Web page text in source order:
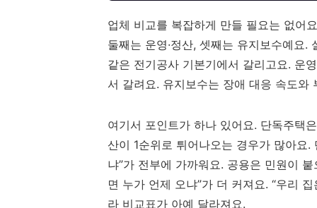
업체 비교를 복잡하게 만들 필요는 없어
둘째는 운영·정산, 셋째는 유지보수예요.
같은 전기공사 기본기에서 갈리고요. 운
서 갈려요. 유지보수는 장애 대응 속도와
여기서 포인트가 하나 있어요. 단독주택
산이 1순위로 튀어나오는 경우가 많아요
냐”가 전부에 가까워요. 공용은 민원이
면 누가 언제 오냐”가 더 커져요. “우리
라 비교표가 아예 달라져요.